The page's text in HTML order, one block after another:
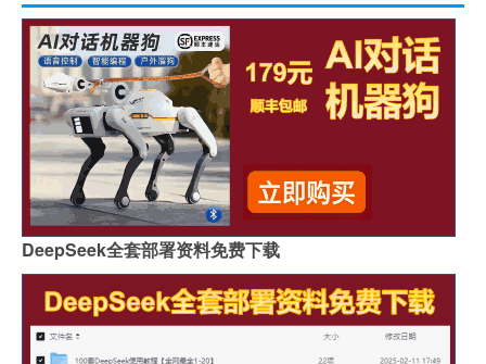
DeepSeek全套部署资料免费下载